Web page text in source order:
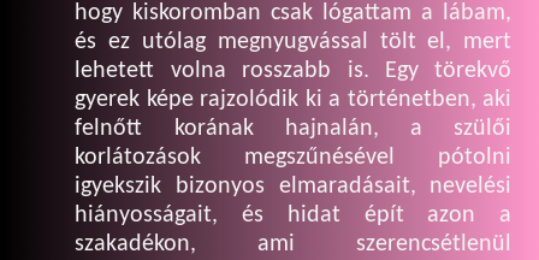
hogy kiskoromban csak lógattam a lábam,
és ez utólag megnyugvással tölt el, mert
lehetett volna rosszabb is. Egy törekvő
gyerek képe rajzolódik ki a történetben, aki
felnőtt korának hajnalán, a szülői
korlátozások megszűnésével pótolni
igyekszik bizonyos elmaradásait, nevelési
hiányosságait, és hidat épít azon a
szakadékon, ami szerencsétlenül